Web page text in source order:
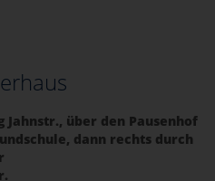
Jahnstr., über den Pausenhof
dann rechts durch